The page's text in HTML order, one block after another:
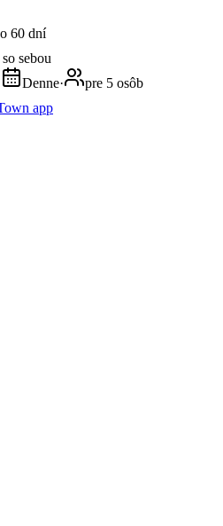
60 dní
sebou
Denne·
pre 5 osôb
app